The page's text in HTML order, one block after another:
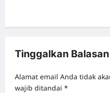
a
i
Tinggalkan Balasan
Alamat email Anda tidak
wajib ditandai *